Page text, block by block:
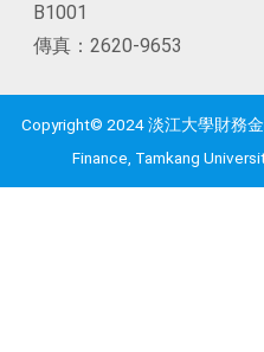
B1001
傳真：2620-9653
Copyright© 2024 淡江大學財務
Finance, Tamkang